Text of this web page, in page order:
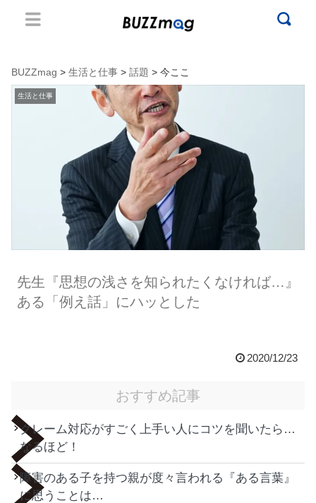
BUZZmag > 生活と仕事 > 話題 > 今ここ
生活と仕事
先生『思想の浅さを知られたくなければ…』
ある「例え話」にハッとした
2020/12/23
おすすめ記事
クレーム対応がすごく上手い人にコツを聞いたら…
なるほど！
障害のある子を持つ親が度々言われる『ある言葉』
に思うことは…